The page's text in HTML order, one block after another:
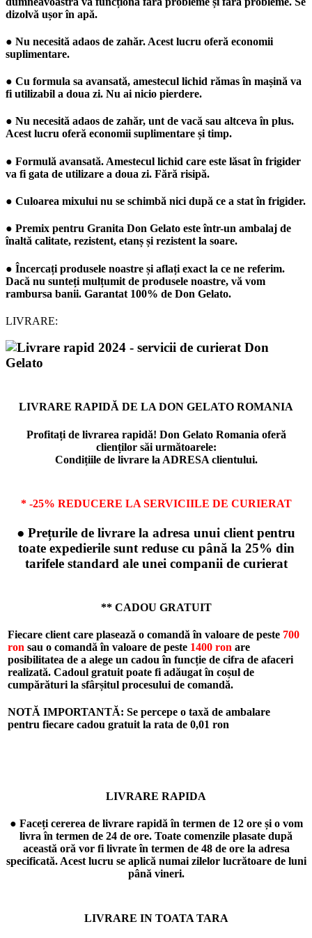
dizolvă ușor în apă.
● Nu necesită adaos de zahăr. Acest lucru oferă economii
suplimentare.
● Cu formula sa avansată, amestecul lichid rămas în mașină va
fi utilizabil a doua zi. Nu ai nicio pierdere.
● Nu necesită adaos de zahăr, unt de vacă sau altceva în plus.
Acest lucru oferă economii suplimentare și timp.
● Formulă avansată. Amestecul lichid care este lăsat în frigider
va fi gata de utilizare a doua zi. Fără risipă.
● Culoarea mixului nu se schimbă nici după ce a stat în frigider.
● Premix pentru Granita Don Gelato este într-un ambalaj de
înaltă calitate, rezistent, etanș și rezistent la soare.
● Încercați produsele noastre și aflați exact la ce ne referim.
Dacă nu sunteți mulțumit de produsele noastre, vă vom
rambursa banii. Garantat 100% de Don Gelato.
LIVRARE:
LIVRARE RAPIDĂ DE LA DON GELATO ROMANIA
Profitați de livrarea rapidă! Don Gelato Romania oferă
clienților săi următoarele:
Condițiile de livrare la ADRESA clientului.
* -25% REDUCERE LA SERVICIILE DE CURIERAT
● Prețurile de livrare la adresa unui client pentru
toate expedierile sunt reduse cu până la 25% din
tarifele standard ale unei companii de curierat
** CADOU GRATUIT
Fiecare client care plasează o comandă în valoare de peste 700
ron sau o comandă în valoare de peste 1400 ron are
posibilitatea de a alege un cadou în funcție de cifra de afaceri
realizată. Cadoul gratuit poate fi adăugat în coșul de
cumpărături la sfârșitul procesului de comandă.
NOTĂ IMPORTANTĂ: Se percepe o taxă de ambalare
pentru fiecare cadou gratuit la rata de 0,01 ron
LIVRARE RAPIDA
● Faceți cererea de livrare rapidă în termen de 12 ore și o vom
livra în termen de 24 de ore. Toate comenzile plasate după
această oră vor fi livrate în termen de 48 de ore la adresa
specificată. Acest lucru se aplică numai zilelor lucrătoare de luni
până vineri.
LIVRARE IN TOATA TARA